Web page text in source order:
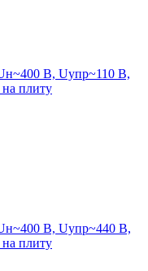
В, Uупр~110 В,
плиту
В, Uупр~440 В,
плиту